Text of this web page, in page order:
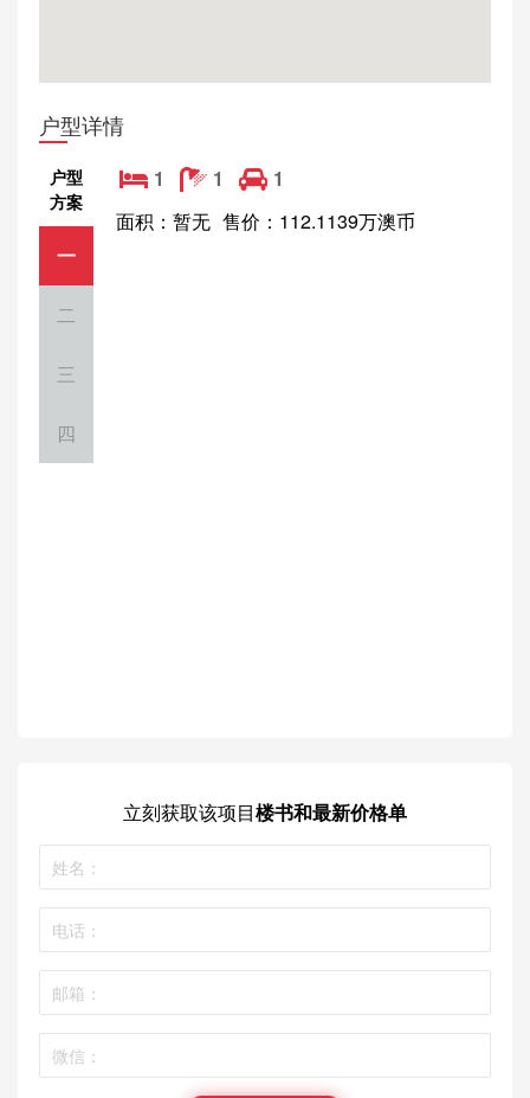
户型详情
户型
方案
一
二
三
四
1 1
1
面积：暂无 售价：112.1139万澳币
立刻获取该项目楼书和最新价格单